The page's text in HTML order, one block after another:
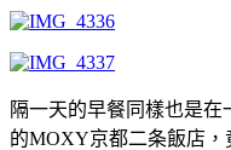
隔一天的早餐同樣也是
的MOXY京都二条飯店，